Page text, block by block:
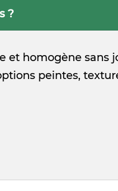
?
et homogène sans
peintes,